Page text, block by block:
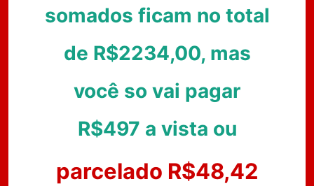
somados ficam no total
de R$2234,00, mas
você so vai pagar
R$497 a vista ou
parcelado R$48,42